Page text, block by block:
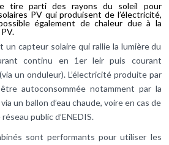
tire parti des rayons du soleil pour
PV qui produisent de l’électricité,
également de chaleur due à la
un capteur solaire qui rallie la lumière du
continu en 1er leir puis courant
un onduleur). L’électricité produite par
autoconsommée notamment par la
un ballon d’eau chaude, voire en cas de
public d’ENEDIS.
sont performants pour utiliser les